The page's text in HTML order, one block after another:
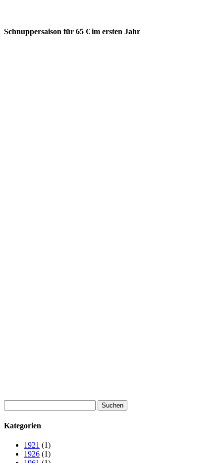
Schnuppersaison für 65 € im ersten Jahr
nach:
Kategorien
1921 (1)
1926 (1)